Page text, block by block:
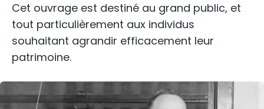
Cet ouvrage est destiné au grand public, et
tout particulièrement aux individus
souhaitant agrandir efficacement leur
patrimoine.